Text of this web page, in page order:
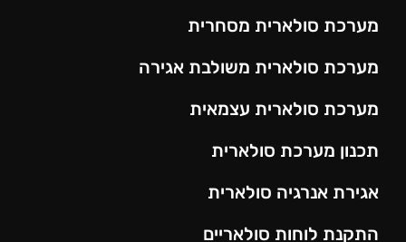
מערכת סולארית מסחרית
מערכת סולארית משולבת אגירה
מערכת סולארית עצמאית
תכנון מערכת סולארית
אגירת אנרגיה סולארית
התקנת לוחות סולאריים